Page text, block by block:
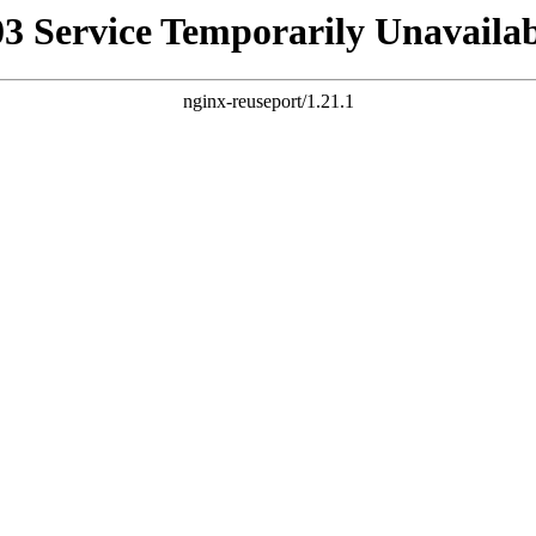
Service Temporarily
nginx-reuseport/1.21.1